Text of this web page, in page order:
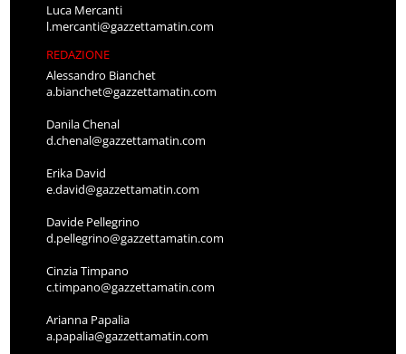
Luca Mercanti
l.mercanti@gazzettamatin.com
REDAZIONE
Alessandro Bianchet
a.bianchet@gazzettamatin.com
Danila Chenal
d.chenal@gazzettamatin.com
Erika David
e.david@gazzettamatin.com
Davide Pellegrino
d.pellegrino@gazzettamatin.com
Cinzia Timpano
c.timpano@gazzettamatin.com
Arianna Papalia
a.papalia@gazzettamatin.com